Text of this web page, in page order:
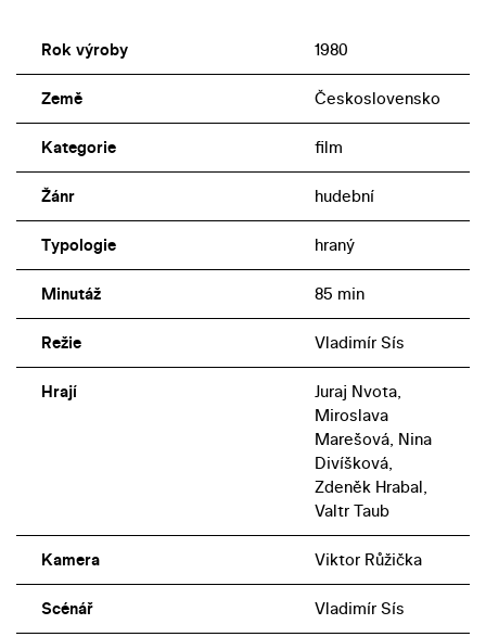
Rok výroby 1980
Země Československo
Kategorie film
Žánr hudební
Typologie hraný
Minutáž 85 min
Režie Vladimír Sís
Hrají
Juraj Nvota,
Miroslava
Marešová, Nina
Divíšková,
Zdeněk Hrabal,
Valtr Taub
Kamera Viktor Růžička
Scénář Vladimír Sís